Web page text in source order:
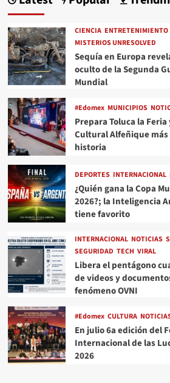
CIENCIA ENTRETENIMIENTO
MISTERIOS UNRESOLVED
Sequía en Europa
oculto de la Segunda
Mundial
#Edomex MUNICIPIOS
Prepara Toluca la
Cultural Alfeñique más
historia
DEPORTES INTERNACIONAL
¿Quién gana la Copa
2026?; la Inteligencia
tiene favorito
INTERNACIONAL NOTICIAS
SEGURIDAD TECH VIRAL
Libera el pentágono
de videos y
fenómeno OVNI
#Edomex CULTURA
En julio 6a edición del
Internacional de las
2026